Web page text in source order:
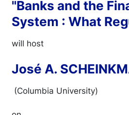
"Banks and the
System : What
will host
José A.
(Columbia University)